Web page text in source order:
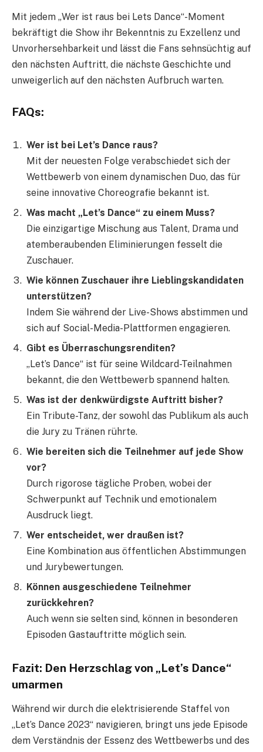
Mit jedem „Wer ist raus bei Lets Dance“-Moment
bekräftigt die Show ihr Bekenntnis zu Exzellenz und
Unvorhersehbarkeit und lässt die Fans sehnsüchtig auf
den nächsten Auftritt, die nächste Geschichte und
unweigerlich auf den nächsten Aufbruch warten.
FAQs:
Wer ist bei Let’s Dance raus?
Mit der neuesten Folge verabschiedet sich der
Wettbewerb von einem dynamischen Duo, das für
seine innovative Choreografie bekannt ist.
Was macht „Let’s Dance“ zu einem Muss?
Die einzigartige Mischung aus Talent, Drama und
atemberaubenden Eliminierungen fesselt die
Zuschauer.
Wie können Zuschauer ihre Lieblingskandidaten
unterstützen?
Indem Sie während der Live-Shows abstimmen und
sich auf Social-Media-Plattformen engagieren.
Gibt es Überraschungsrenditen?
„Let’s Dance“ ist für seine Wildcard-Teilnahmen
bekannt, die den Wettbewerb spannend halten.
Was ist der denkwürdigste Auftritt bisher?
Ein Tribute-Tanz, der sowohl das Publikum als auch
die Jury zu Tränen rührte.
Wie bereiten sich die Teilnehmer auf jede Show
vor?
Durch rigorose tägliche Proben, wobei der
Schwerpunkt auf Technik und emotionalem
Ausdruck liegt.
Wer entscheidet, wer draußen ist?
Eine Kombination aus öffentlichen Abstimmungen
und Jurybewertungen.
Können ausgeschiedene Teilnehmer
zurückkehren?
Auch wenn sie selten sind, können in besonderen
Episoden Gastauftritte möglich sein.
Fazit: Den Herzschlag von „Let’s Dance“
umarmen
Während wir durch die elektrisierende Staffel von
„Let’s Dance 2023“ navigieren, bringt uns jede Episode
dem Verständnis der Essenz des Wettbewerbs und des